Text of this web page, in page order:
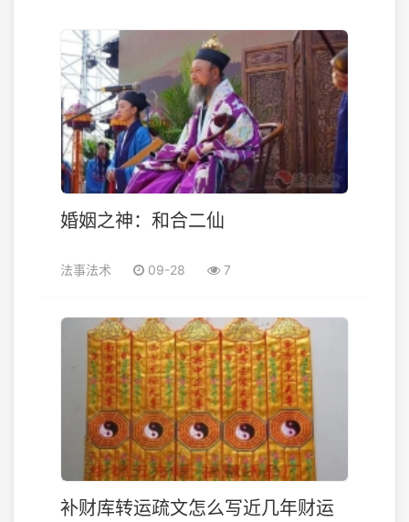
婚姻之神：和合二仙
法事法术 09-28 7
补财库转运疏文怎么写近几年财运